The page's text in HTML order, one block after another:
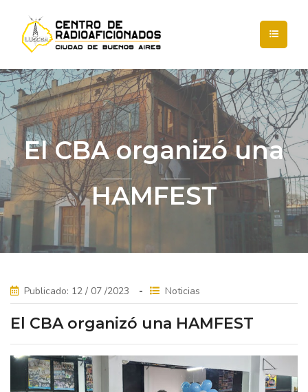
El CBA organizó una
HAMFEST
Publicado: 12 / 07 /2023 Noticias
El CBA organizó una HAMFEST